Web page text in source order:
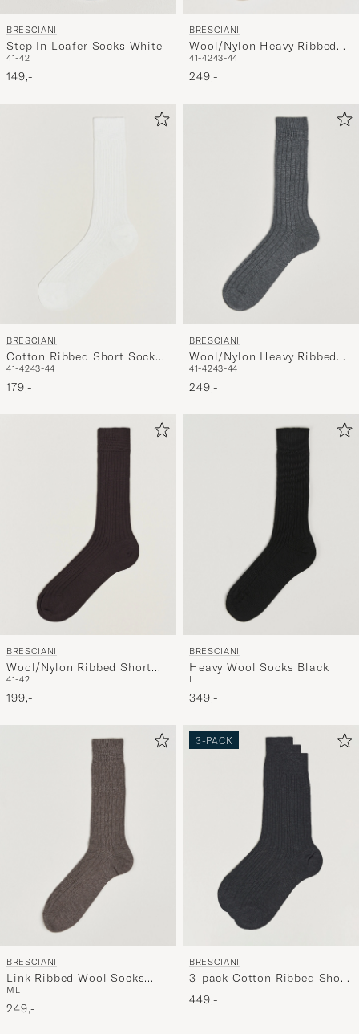
BRESCIANI
Step In Loafer Socks White
41-42
149,-
BRESCIANI
Wool/Nylon Heavy Ribbed
Socks Beige
41-4243-44
249,-
BRESCIANI
Cotton Ribbed Short Socks
White
41-4243-44
179,-
BRESCIANI
Wool/Nylon Heavy Ribbed
Socks Grey
41-4243-44
249,-
BRESCIANI
Wool/Nylon Ribbed Short
Socks Brown
41-42
199,-
BRESCIANI
Heavy Wool Socks Black
L
349,-
BRESCIANI
Link Ribbed Wool Socks
Taupe
M L
249,-
3-PACK
BRESCIANI
3-pack Cotton Ribbed Short
Socks Grey Melange
449,-